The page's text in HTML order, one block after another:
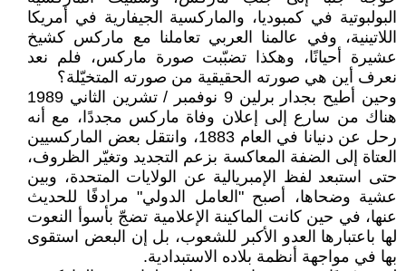
البولبوتية في كمبوديا، والماركسية الجيفارية في أمريكا
اللاتينية، وفي عالمنا العربي تعاملنا مع ماركس كشيخ
عشيرة أحيانًا، وهكذا تضبّبت صورة ماركس، فلم نعد
نعرف أين هي صورته الحقيقية من صورته المتخيّلة؟
وحين أطيح بجدار برلين 9 نوفمبر / تشرين الثاني 1989
هناك من سارع إلى إعلان وفاة ماركس مجددًا، مع أنه
رحل عن دنيانا في العام 1883، وانتقل بعض الماركسيين
العتاة إلى الضفة المعاكسة بزعم التجديد وتغيّر الظروف،
حتى استبعد لفظ الإمبريالية عن الولايات المتحدة، وبين
عشية وضحاها، أصبح "العامل الدولي" مرادفًا للحديث
عنها، في حين كانت الماكينة الإعلامية تضجّ بأسوأ النعوت
لها باعتبارها العدو الأكبر للشعوب، بل إن البعض استقوى
بها في مواجهة أنظمة بلاده الاستبدادية.